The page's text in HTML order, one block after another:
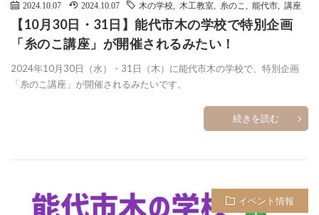
2024.10.07 2024.10.07 木の学校 木工教室 糸のこ 能代市 講座
【10月30日・31日】能代市木の学校で特別企画
「糸のこ講座」が開催されるみたい！
2024年10月30日（水）・31日（木）に能代市木の学校で、特別企画
「糸のこ講座」が開催されるみたいです。
続きを読む
イベント情報